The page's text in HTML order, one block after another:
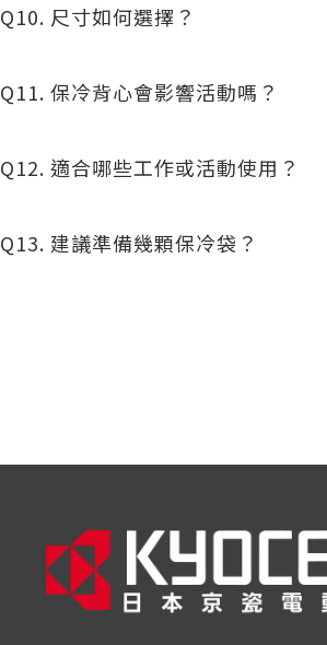
Q10. 尺寸如何選擇？
Q11. 保冷背心會影響活動嗎？
Q12. 適合哪些工作或活動使用？
Q13. 建議準備幾顆保冷袋？